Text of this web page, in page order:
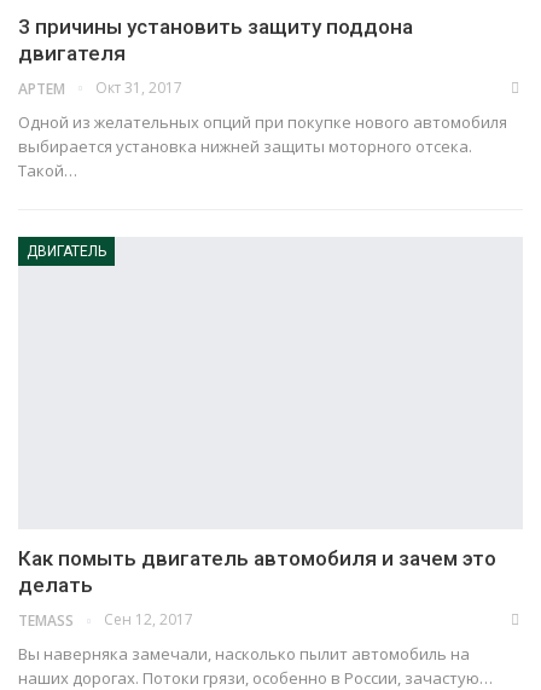
3 причины установить защиту поддона
двигателя
АРТЕМ Окт 31, 2017
Одной из желательных опций при покупке нового автомобиля
выбирается установка нижней защиты моторного отсека.
Такой…
ДВИГАТЕЛЬ
Как помыть двигатель автомобиля и зачем это
делать
TEMASS Сен 12, 2017
Вы наверняка замечали, насколько пылит автомобиль на
наших дорогах. Потоки грязи, особенно в России, зачастую…